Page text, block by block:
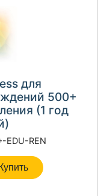
для
500+
(1 год
EDU-REN
Купить